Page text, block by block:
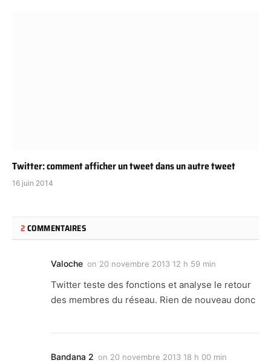
Twitter: comment afficher un tweet dans un autre tweet
16 juin 2014
2COMMENTAIRES
Valoche on 20 novembre 2013 12 h 59 min
Twitter teste des fonctions et analyse le retour
des membres du réseau. Rien de nouveau donc
Bandana 2 on 20 novembre 2013 18 h 00 min